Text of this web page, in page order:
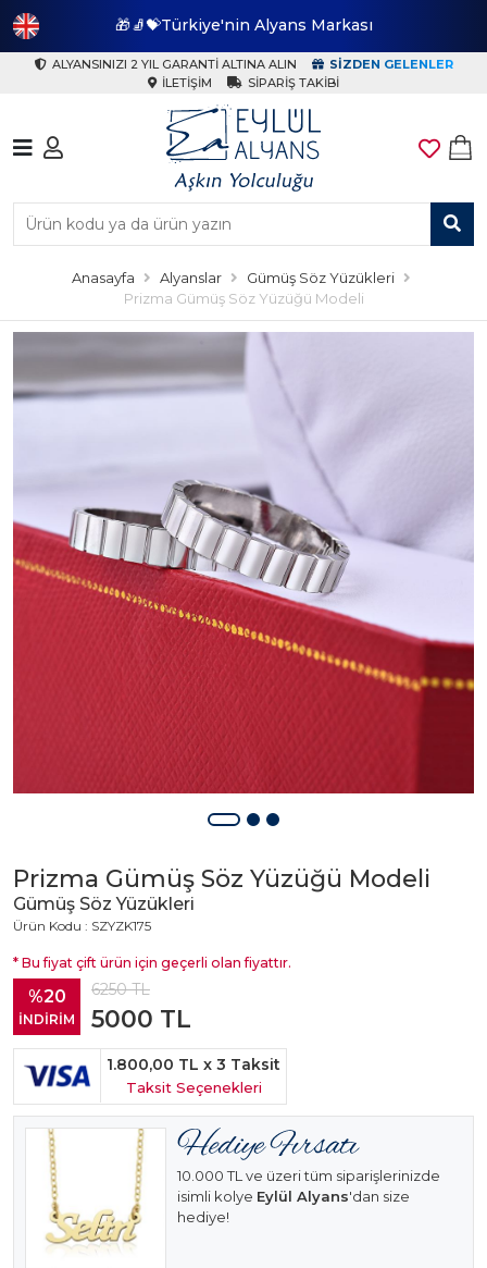
🎁🧦💝Türkiye'nin Alyans Markası
ALYANSINIZI 2 YIL GARANTI ALTINA ALIN
SIZDEN GELENLER
İLETIŞIM
SIPARIŞ TAKIBI
Anasayfa Alyanslar
Gümüş Söz Yüzükleri
Prizma Gümüş Söz Yüzüğü Modeli
Prizma Gümüş Söz Yüzüğü Modeli
Gümüş Söz Yüzükleri
Ürün Kodu : SZYZK175
* Bu fiyat çift ürün için geçerli olan fiyattır.
%20
İNDİRİM
6250TL
5000 TL
1.800,00 TL x 3 Taksit
Taksit Seçenekleri
10.000 TL ve üzeri tüm siparişlerinizde
isimli kolye Eylül Alyans'dan size
hediye!